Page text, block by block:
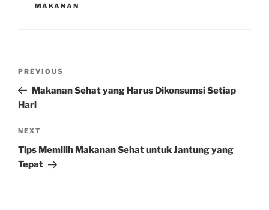
MAKANAN
Previous
Post
PREVIOUS
Makanan Sehat yang Harus Dikonsumsi Setiap
Hari
Next
Post
NEXT
Tips Memilih Makanan Sehat untuk Jantung yang
Tepat